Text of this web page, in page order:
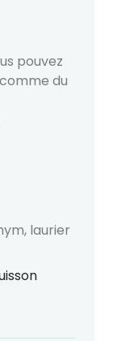
pouvez
du
laurier